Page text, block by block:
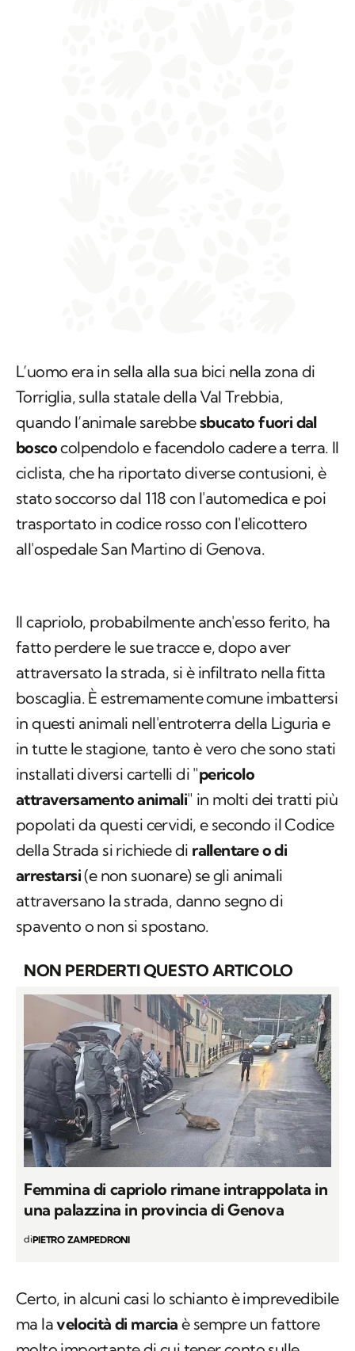
L’uomo era in sella alla sua bici nella zona di
Torriglia, sulla statale della Val Trebbia,
quando l’animale sarebbesbucato fuori dal
boscocolpendolo e facendolo cadere a terra. Il
ciclista, che ha riportato diverse contusioni, è
stato soccorso dal 118 con l'automedica e poi
trasportato in codice rosso con l'elicottero
all'ospedale San Martino di Genova.
Il capriolo, probabilmente anch'esso ferito, ha
fatto perdere le sue tracce e, dopo aver
attraversato la strada, si è infiltrato nella fitta
boscaglia. È estremamente comune imbattersi
in questi animali nell'entroterra della Liguria e
in tutte le stagione, tanto è vero che sono stati
installati diversi cartelli di "pericolo
attraversamento animali" in molti dei tratti più
popolati da questi cervidi, e secondo il Codice
della Strada si richiede di rallentare o di
arrestarsi(e non suonare) se gli animali
attraversano la strada, danno segno di
spavento o non si spostano.
NON PERDERTI QUESTO ARTICOLO
Femmina di capriolo rimane intrappolata in
una palazzina in provincia di Genova
diPIETRO ZAMPEDRONI
Certo, in alcuni casi lo schianto è imprevedibile
ma lavelocità di marcia è sempre un fattore